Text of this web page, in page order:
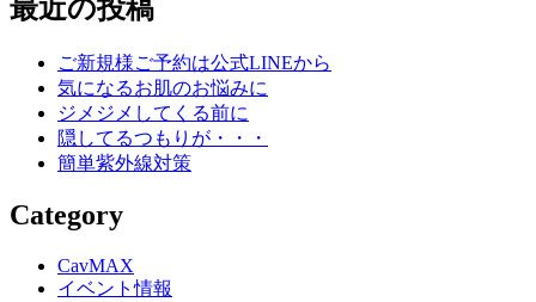
最近の投稿
ご新規様ご予約は公式LINEから
気になるお肌のお悩みに
ジメジメしてくる前に
隠してるつもりが・・・
簡単紫外線対策
Category
CavMAX
イベント情報